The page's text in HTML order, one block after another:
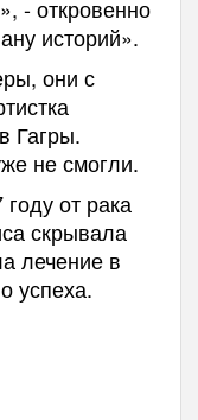
- откровенно
историй».
они с
Гагры.
не смогли.
от рака
скрывала
лечение в
успеха.